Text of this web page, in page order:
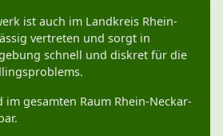
ist auch im Landkreis Rhein-
vertreten und sorgt in
schnell und diskret für die
im gesamten Raum Rhein-Neckar-